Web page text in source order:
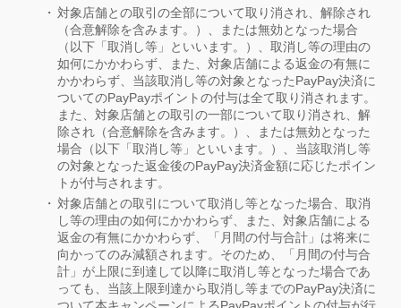
対象店舗との取引の全部について取り消され、解除され
（合意解除を含みます。）、または無効となった場合
（以下「取消し等」といいます。）、取消し等の理由の
如何にかかわらず、また、対象店舗による返金の有無に
かかわらず、当該取消し等の対象となったPayPay決済に
ついてのPayPayポイントの付与は全て取り消されます。
また、対象店舗との取引の一部について取り消され、解
除され（合意解除を含みます。）、または無効となった
場合（以下「取消し等」といいます。）、当該取消し等
の対象となった返金後のPayPay決済金額に応じたポイン
トが付与されます。
対象店舗との取引について取消し等となった場合、取消
し等の理由の如何にかかわらず、また、対象店舗による
返金の有無にかかわらず、「月間の付与合計」は将来に
向かってのみ減額されます。そのため、「月間の付与合
計」が上限に到達して以降に取消し等となった場合であ
っても、当該上限到達から取消し等までのPayPay決済に